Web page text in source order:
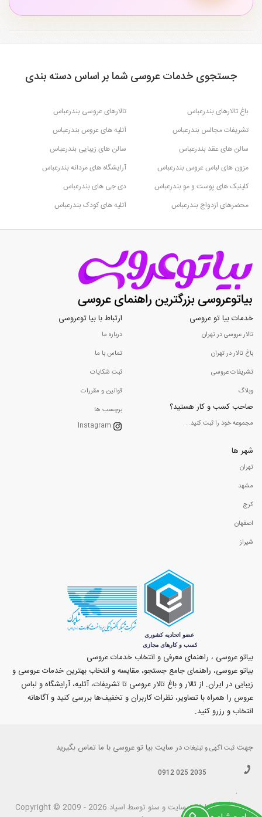
جستجوی خدمات عروسی شما بر اساس دسته بندی
باغ تالارهای بندرعباس
تالارهای عروسی بندرعباس
تشریفات مجالس بندرعباس
آتلیه های عروس بندرعباس
سالن های عقد بندرعباس
سالن های زیبایی بندرعباس
مزون های لباس عروس بندرعباس
آرایشگاه های مردانه بندرعباس
کلینیک های پوست و مو بندرعباس
دی جی های بندرعباس
محضرهای ازدواج بندرعباس
آتلیه های کودک بندرعباس
خدمات بیا تو عروسی
تالار عروسی در تهران
باغ تالار در تهران
تشریفات عروسی
وبلاگ
صاحب کسب و کار هستید؟
مجموعه خود را ثبت کنید...
ارتباط با بیا توعروسی
درباره ما
تماس با ما
ثبت شکایات
قوانین و مقررات
برچسب ها
Instagram
شهر ها
تهران
مشهد
کرج
اصفهان
شیراز
بیاتو عروسی ، راهنمای معرفی و انتخاب خدمات عروسی
بیاتو عروسی، راهنمای جامع جستجو، مقایسه و انتخاب بهترین خدمات عروسی و
زیبایی در ایران. از تالار و باغ تالار عروسی تا تشریفات، آتلیه، آرایشگاه و لباس
عروس را همراه با تصاویر، نظرات کاربران و تخفیف‌ها بررسی کنید و آگاهانه
انتخاب و رزرو کنید.
جهت ثبت آگهی و تبلیغات در سایت بیا تو عروسی با ما تماس بگیرید
0912 025 2035
.
بیاتوعروسیCopyright © 2009 - 2026 طراحی سايت و سئو توسط اسپاد